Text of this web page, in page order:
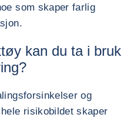
som skaper farlig
kan du ta i bruk
og
risikobildet skaper